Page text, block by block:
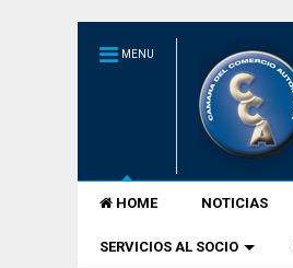
MENU
HOME NOTICIAS
SERVICIOS AL SOCIO